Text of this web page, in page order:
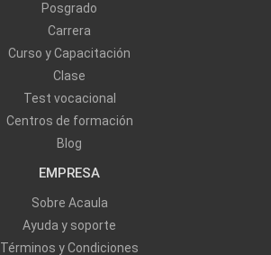
Posgrado
Carrera
Curso y Capacitación
Clase
Test vocacional
Centros de formación
Blog
EMPRESA
Sobre Acaula
Ayuda y soporte
Términos y Condiciones